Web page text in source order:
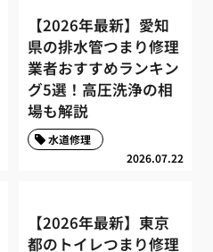
【2026年最新】愛知
県の排水管つまり修理
業者おすすめランキン
グ5選！高圧洗浄の相
場も解説
2026.07.22
水道修理
【2026年最新】東京
都のトイレつまり修理